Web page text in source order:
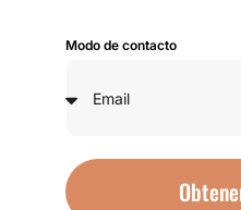
Modo de contacto